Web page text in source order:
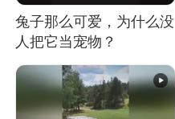
兔子那么可爱，为什么没
人把它当宠物？